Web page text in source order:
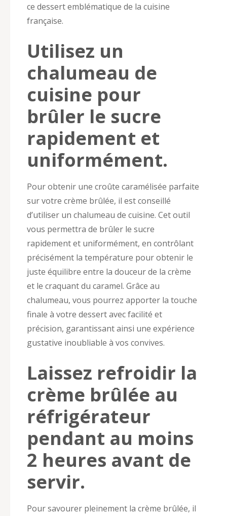
ce dessert emblématique de la cuisine
française.
Utilisez un
chalumeau de
cuisine pour
brûler le sucre
rapidement et
uniformément.
Pour obtenir une croûte caramélisée parfaite
sur votre crème brûlée, il est conseillé
d’utiliser un chalumeau de cuisine. Cet outil
vous permettra de brûler le sucre
rapidement et uniformément, en contrôlant
précisément la température pour obtenir le
juste équilibre entre la douceur de la crème
et le craquant du caramel. Grâce au
chalumeau, vous pourrez apporter la touche
finale à votre dessert avec facilité et
précision, garantissant ainsi une expérience
gustative inoubliable à vos convives.
Laissez refroidir la
crème brûlée au
réfrigérateur
pendant au moins
2 heures avant de
servir.
Pour savourer pleinement la crème brûlée, il